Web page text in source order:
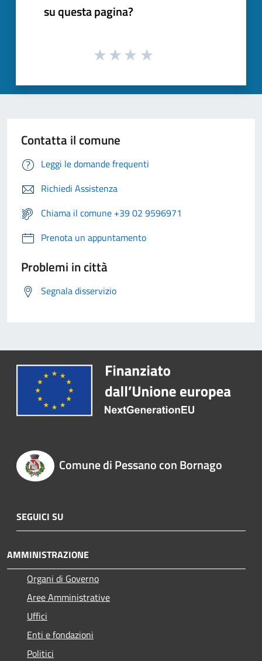
su questa pagina?
Contatta il comune
Leggi le domande frequenti
Richiedi Assistenza
Chiama il comune +39 02 9596971
Prenota un appuntamento
Problemi in città
Segnala disservizio
Comune di Pessano con Bornago
SEGUICI SU
AMMINISTRAZIONE
Organi di Governo
Aree Amministrative
Uffici
Enti e fondazioni
Politici